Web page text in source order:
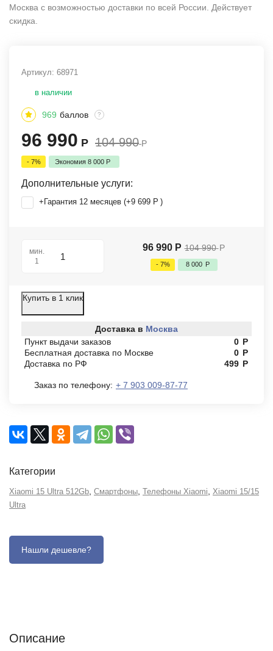
Москва с возможностью доставки по всей России. Действует
скидка.
Артикул: 68971
в наличии
969 баллов ?
96 990 Р 104 990 Р
- 7% Экономия 8 000 Р
Дополнительные услуги:
+Гарантия 12 месяцев (+9 699 Р )
мин.
1
96 990 Р 104 990 Р
- 7% 8 000 Р
Купить в 1 клик
Доставка в Москва
Пункт выдачи заказов
0 Р
Бесплатная доставка по Москве
0 Р
Доставка по РФ
499 Р
Заказ по телефону: + 7 903 009-87-77
Категории
Xiaomi 15 Ultra 512Gb Смартфоны Телефоны Xiaomi Xiaomi 15/15
Ultra
Описание